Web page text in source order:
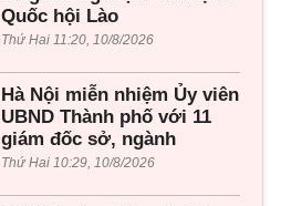
Quốc hội Lào
Thứ Hai 11:20, 10/8/2026
Hà Nội miễn nhiệm Ủy viên
UBND Thành phố với 11
giám đốc sở, ngành
Thứ Hai 10:29, 10/8/2026